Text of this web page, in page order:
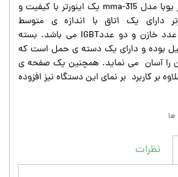
اینورتر جوشکاری 315 آمپر یوبا مدل mma-315 یک اینورتر با کیفیت و
دارای یک اتاق با اندازه ی متوسط
است.همچنین دارای دو عدد خازن و دو عددIGBT می باشد. بسته
بوده و دارای یک دسته ی حمل است که
را آسان می نماید. همچنین یک صفحه ی
بر کاربرد بر نمای این دستگاه نیز افزوده
ها
نظرات